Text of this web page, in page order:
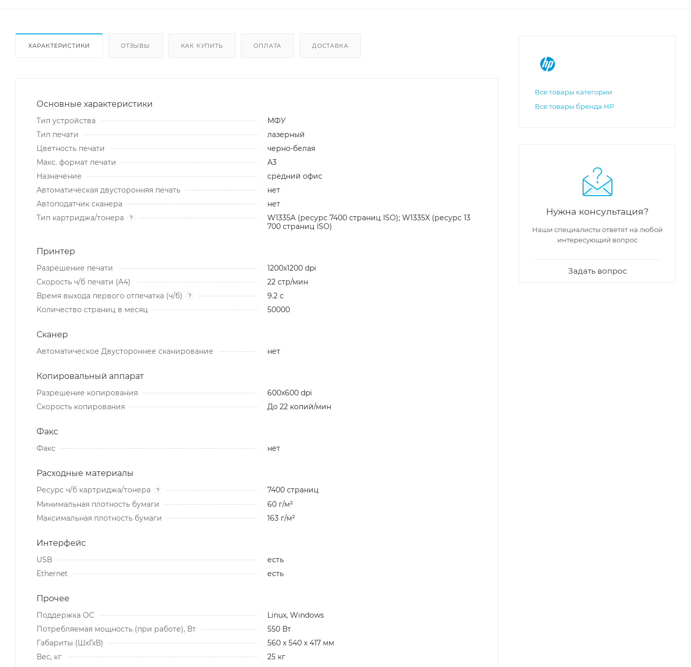
ХАРАКТЕРИСТИКИ ОТЗЫВЫ КАК КУПИТЬ ОПЛАТА ДОСТАВКА
Основные характеристики
Тип устройства
МФУ
Тип печати
лазерный
Цветность печати
черно-белая
Макс. формат печати
A3
Назначение
средний офис
Автоматическая двусторонняя печать
нет
Автоподатчик сканера
нет
Тип картриджа/тонера
?
W1335A (ресурс 7400 страниц ISO); W1335X (ресурс 13
700 страниц ISO)
Принтер
Разрешение печати
1200x1200 dpi
Скорость ч/б печати (A4)
22 стр/мин
Время выхода первого отпечатка (ч/б)
?
9.2 с
Количество страниц в месяц
50000
Сканер
Автоматическое Двустороннее сканирование нет
Копировальный аппарат
Разрешение копирования
600x600 dpi
Скорость копирования
До 22 копий/мин
Факс
Факс нет
Расходные материалы
Ресурс ч/б картриджа/тонера ?
7400 страниц
Минимальная плотность бумаги
60 г/м²
Максимальная плотность бумаги
163 г/м²
Интерфейс
USB
есть
Ethernet
есть
Прочее
Поддержка ОС
Linux, Windows
Потребляемая мощность (при работе), Вт
550 Вт
Габариты (ШхГхВ)
560 x 540 x 417 мм
Вес, кг
25 кг
Все товары категории
Все товары бренда HP
Нужна консультация?
Наши специалисты ответят на любой
интересующий вопрос
Задать вопрос